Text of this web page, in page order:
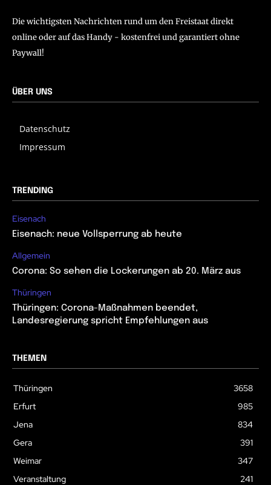
Die wichtigsten Nachrichten rund um den Freistaat direkt
online oder auf das Handy - kostenfrei und garantiert ohne
Paywall!
ÜBER UNS
Datenschutz
Impressum
TRENDING
Eisenach
Eisenach: neue Vollsperrung ab heute
Allgemein
Corona: So sehen die Lockerungen ab 20. März aus
Thüringen
Thüringen: Corona-Maßnahmen beendet,
Landesregierung spricht Empfehlungen aus
THEMEN
Thüringen
3658
Erfurt
985
Jena
834
Gera
391
Weimar
347
Veranstaltung
241